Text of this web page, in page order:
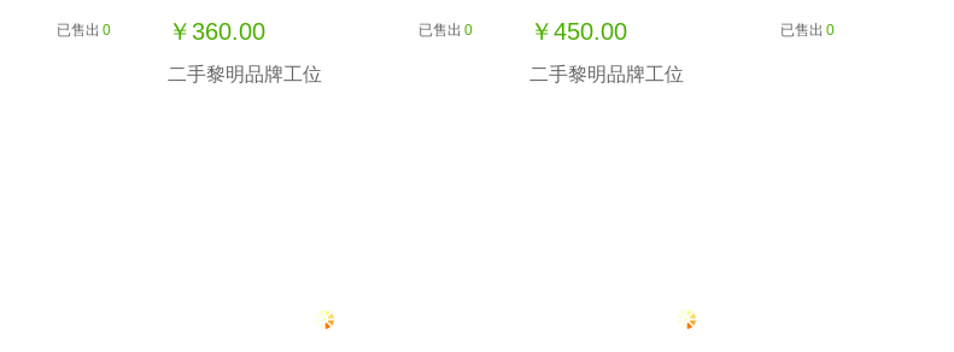
已售出 0 ￥360.00 已售出 0
二手黎明品牌工位
￥450.00 已售出 0
二手黎明品牌工位